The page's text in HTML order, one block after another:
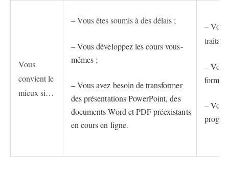
Vous
convient le
mieux si…
– Vous êtes soumis à des délais ;
– Vous développez les cours vous-
mêmes ;
– Vous avez besoin de transformer
des présentations PowerPoint, des
documents Word et PDF préexistants
en cours en ligne.
– Vous
–
– Vous